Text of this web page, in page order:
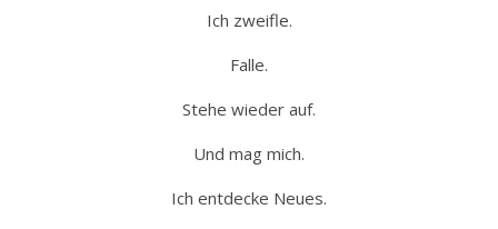
Ich zweifle.
Falle.
Stehe wieder auf.
Und mag mich.
Ich entdecke Neues.